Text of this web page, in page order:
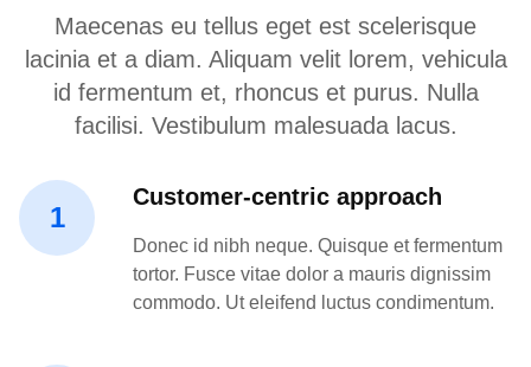
Maecenas eu tellus eget est scelerisque
lacinia et a diam. Aliquam velit lorem, vehicula
id fermentum et, rhoncus et purus. Nulla
facilisi. Vestibulum malesuada lacus.
1
Customer-centric approach
Donec id nibh neque. Quisque et fermentum
tortor. Fusce vitae dolor a mauris dignissim
commodo. Ut eleifend luctus condimentum.